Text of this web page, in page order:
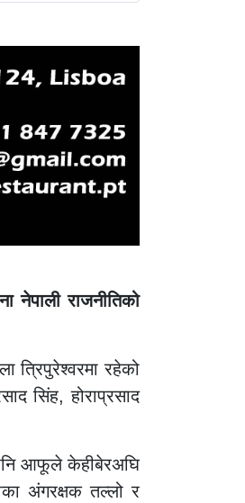
नेपाली राजनीतिको
त्रिपुरेश्वरमा रहेको
सिंह, होराप्रसाद
पनि आफूले केहीबेरअघि
अंगरक्षक तल्लो र